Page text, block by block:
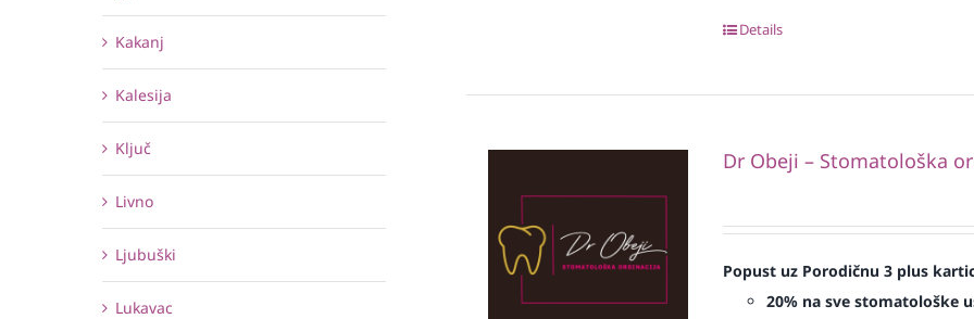
Details
Dr Obeji – Stomatološka
Popust uz Porodičnu 3 plus
20% na sve stomatološke
Kakanj
Kalesija
Ključ
Livno
Ljubuški
Lukavac